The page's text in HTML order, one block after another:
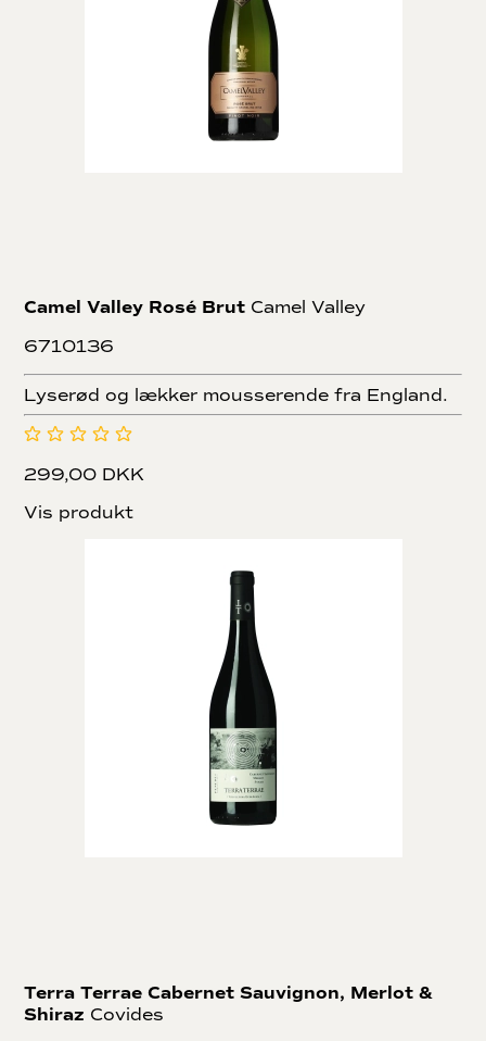
Camel Valley Rosé Brut Camel Valley
6710136
Lyserød og lækker mousserende fra England.
299,00 DKK
Vis produkt
Terra Terrae Cabernet Sauvignon, Merlot &
Shiraz Covides